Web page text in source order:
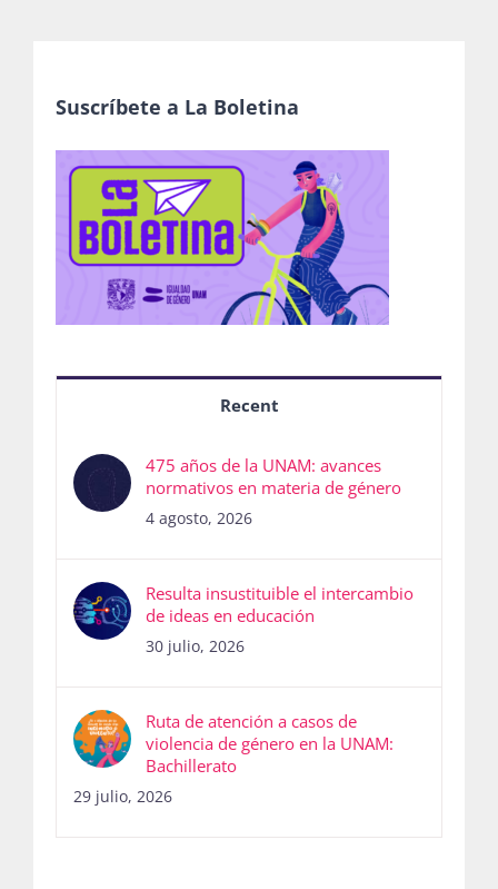
Suscríbete a La Boletina
Recent
475 años de la UNAM: avances
normativos en materia de género
4 agosto, 2026
Resulta insustituible el intercambio
de ideas en educación
30 julio, 2026
Ruta de atención a casos de
violencia de género en la UNAM:
Bachillerato
29 julio, 2026